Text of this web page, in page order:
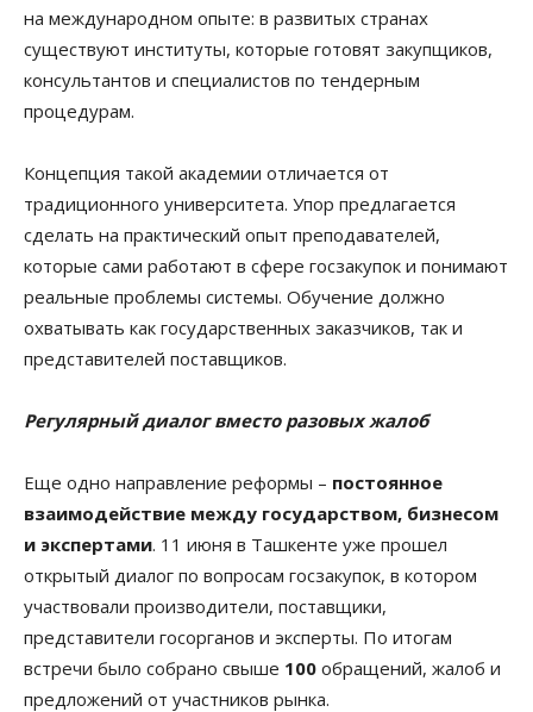
на международном опыте: в развитых странах
существуют институты, которые готовят закупщиков,
консультантов и специалистов по тендерным
процедурам.
Концепция такой академии отличается от
традиционного университета. Упор предлагается
сделать на практический опыт преподавателей,
которые сами работают в сфере госзакупок и понимают
реальные проблемы системы. Обучение должно
охватывать как государственных заказчиков, так и
представителей поставщиков.
Регулярный диалог вместо разовых жалоб
Еще одно направление реформы – постоянное
взаимодействие между государством, бизнесом
и экспертами. 11 июня в Ташкенте уже прошел
открытый диалог по вопросам госзакупок, в котором
участвовали производители, поставщики,
представители госорганов и эксперты. По итогам
встречи было собрано свыше 100 обращений, жалоб и
предложений от участников рынка.